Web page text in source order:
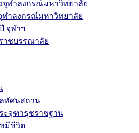
จุฬาลงกรณ์มหาวิทยาลัย
ฬาลงกรณ์มหาวิทยาลัย
จุฬาฯ
าชบรรณาลัย
ศนสถาน
จุฑาธุชราชฐาน
มีชีวิต